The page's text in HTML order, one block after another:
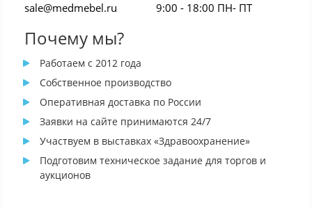
sale@medmebel.ru 9:00 - 18:00 ПН- ПТ
Почему мы?
Работаем с 2012 года
Собственное производство
Оперативная доставка по России
Заявки на сайте принимаются 24/7
Участвуем в выставках «Здравоохранение»
Подготовим техническое задание для торгов и
аукционов